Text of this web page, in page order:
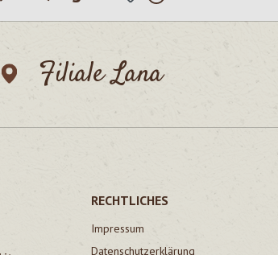
Filiale Lana
RECHTLICHES
Impressum
Datenschutzerklärung